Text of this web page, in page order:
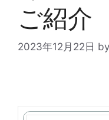
ご紹介
2023年12月22日 by